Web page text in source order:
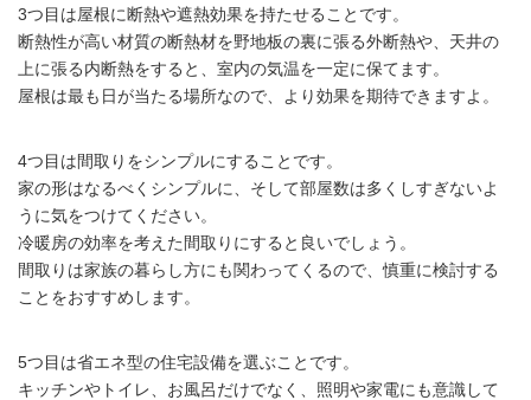
3つ目は屋根に断熱や遮熱効果を持たせることです。
断熱性が高い材質の断熱材を野地板の裏に張る外断熱や、天井の
上に張る内断熱をすると、室内の気温を一定に保てます。
屋根は最も日が当たる場所なので、より効果を期待できますよ。
4つ目は間取りをシンプルにすることです。
家の形はなるべくシンプルに、そして部屋数は多くしすぎないよ
うに気をつけてください。
冷暖房の効率を考えた間取りにすると良いでしょう。
間取りは家族の暮らし方にも関わってくるので、慎重に検討する
ことをおすすめします。
5つ目は省エネ型の住宅設備を選ぶことです。
キッチンやトイレ、お風呂だけでなく、照明や家電にも意識して